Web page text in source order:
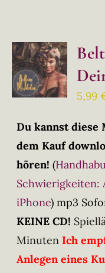
5,99
Du kannst diese
dem Kauf
hören! (
Schwierigkeiten:
iPhone) mp3
KEINE CD!
Minuten Ich
Anlegen eines